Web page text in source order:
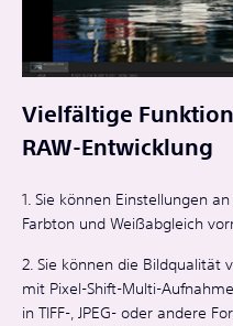
Vielfältige
RAW-Entwicklung
1. Sie können Einstellungen
Farbton und Weißabgleich
2. Sie können die Bildqualität
mit Pixel-Shift-Multi-
in TIFF-, JPEG- oder andere